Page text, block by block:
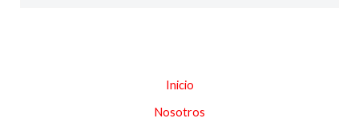
Inicio
Nosotros